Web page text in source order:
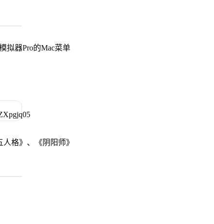
拟器Pro的Mac菜单
格》、《阴阳师》